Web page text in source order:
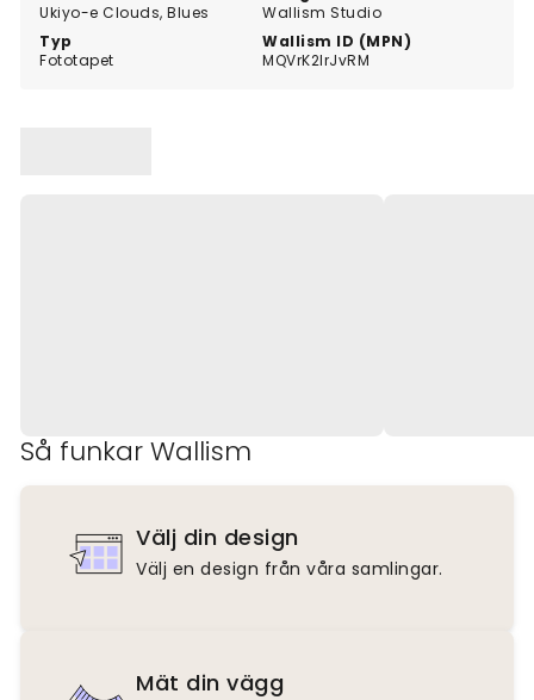
Ukiyo-e Clouds, Blues
Wallism Studio
Typ
Fototapet
Wallism ID (MPN)
MQVrK2lrJvRM
Så funkar Wallism
Välj din design
Välj en design från våra samlingar.
Mät din vägg